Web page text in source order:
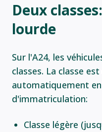
Deux
lourde
Sur l'A24, les
classes. La classe
automatiquement
d'immatriculation:
Classe légère